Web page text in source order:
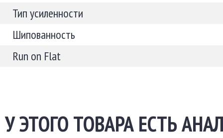
Тип усиленности
Шипованность
Run on Flat
У ЭТОГО ТОВАРА ЕСТЬ